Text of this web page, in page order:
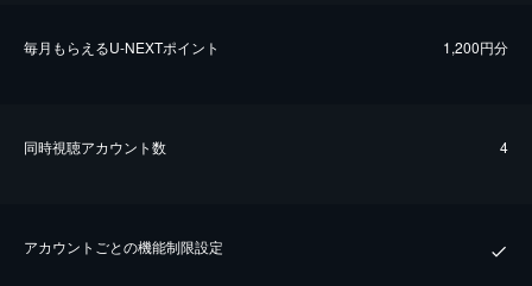
毎⽉もらえるU-NEXTポイント 1,200円分
同時視聴アカウント数 4
アカウントごとの機能制限設定